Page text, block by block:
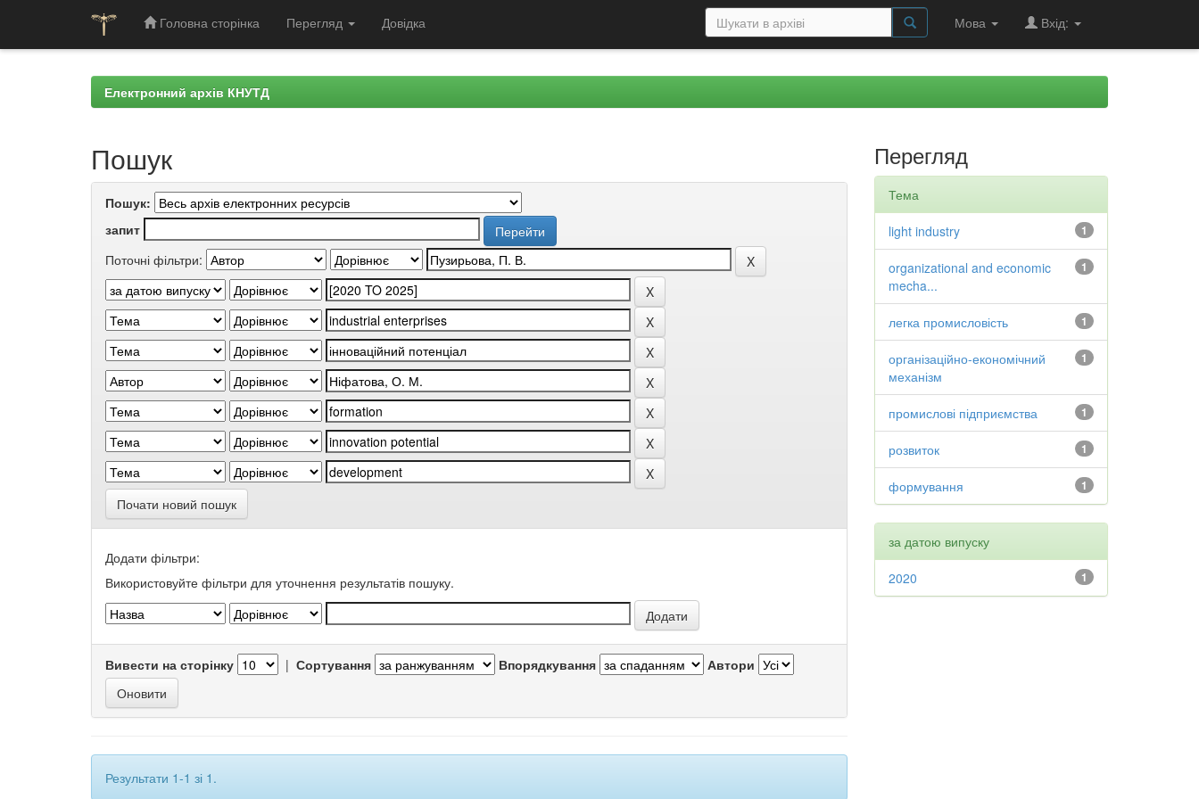
Головна сторінка Перегляд Довідка Мова Вхід:
Електронний архів КНУТД
Пошук
Пошук:
запит
Поточні фільтри:
Почати новий пошук
Додати фільтри:
Використовуйте фільтри для уточнення результатів пошуку.
Вивести на сторінку | Сортування Впорядкування Автори
Результати 1-1 зі 1.
Перегляд
Тема
1
light industry
1
organizational and economic
mecha...
1
легка промисловість
1
організаційно-економічний
механізм
1
промислові підприємства
1
розвиток
1
формування
за датою випуску
1
2020